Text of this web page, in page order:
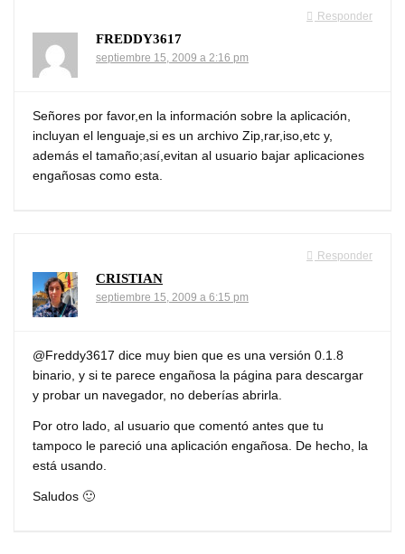
Responder
FREDDY3617
septiembre 15, 2009 a 2:16 pm
Señores por favor,en la información sobre la aplicación,
incluyan el lenguaje,si es un archivo Zip,rar,iso,etc y,
además el tamaño;así,evitan al usuario bajar aplicaciones
engañosas como esta.
Responder
CRISTIAN
septiembre 15, 2009 a 6:15 pm
@Freddy3617 dice muy bien que es una versión 0.1.8
binario, y si te parece engañosa la página para descargar
y probar un navegador, no deberías abrirla.
Por otro lado, al usuario que comentó antes que tu
tampoco le pareció una aplicación engañosa. De hecho, la
está usando.
Saludos 🙂